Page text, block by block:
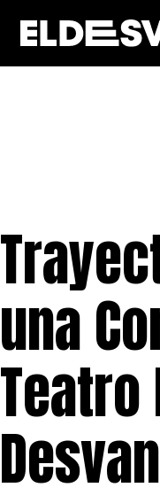
una
Desvan